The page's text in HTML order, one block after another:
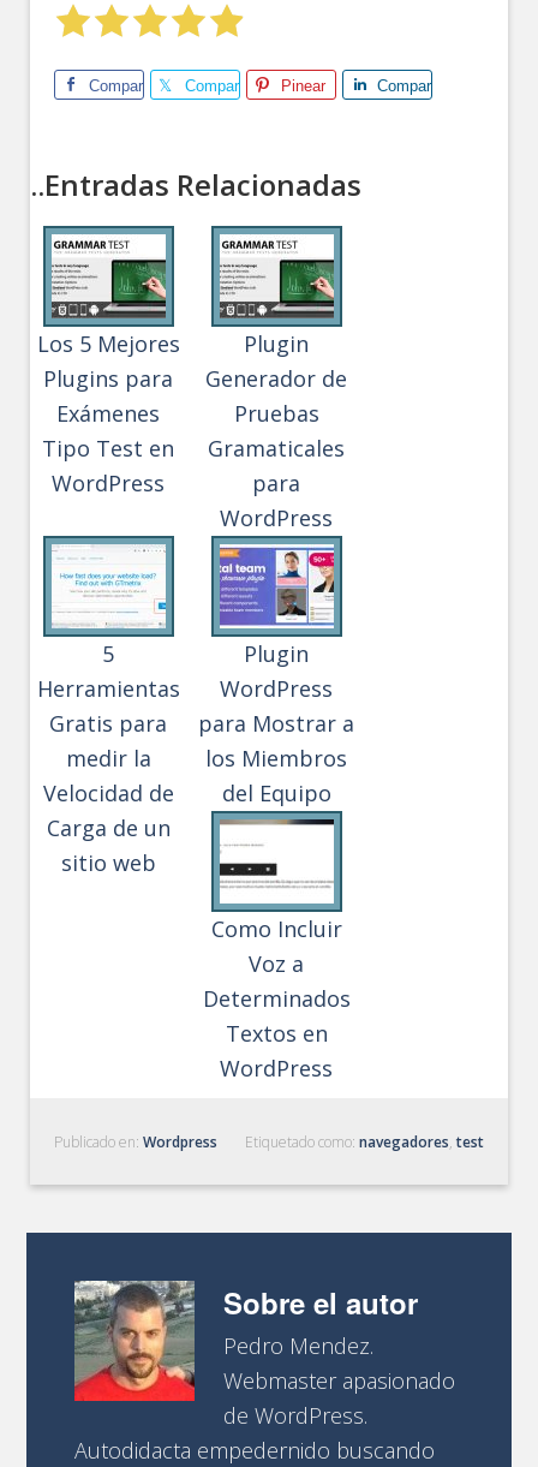
Comparte Comparte Pinear Comparte
..Entradas Relacionadas
Los 5 Mejores
Plugins para
Exámenes
Tipo Test en
WordPress
Plugin
Generador de
Pruebas
Gramaticales
para
WordPress
5
Herramientas
Gratis para
medir la
Velocidad de
Carga de un
sitio web
Plugin
WordPress
para Mostrar a
los Miembros
del Equipo
Como Incluir
Voz a
Determinados
Textos en
WordPress
Publicado en:Wordpress Etiquetado como: navegadores, test
Sobre el autor
Pedro Mendez.
Webmaster apasionado
de WordPress.
Autodidacta empedernido buscando